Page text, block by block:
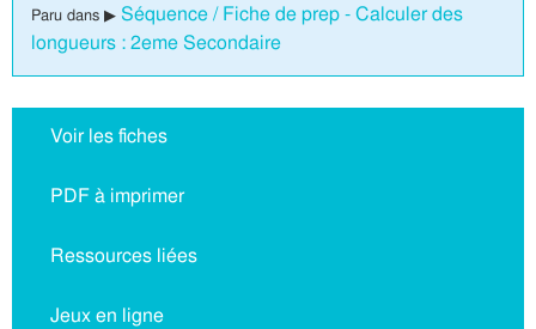
Paru dans ▶ Séquence / Fiche de prep - Calculer des
longueurs : 2eme Secondaire
Voir les fiches
PDF à imprimer
Ressources liées
Jeux en ligne